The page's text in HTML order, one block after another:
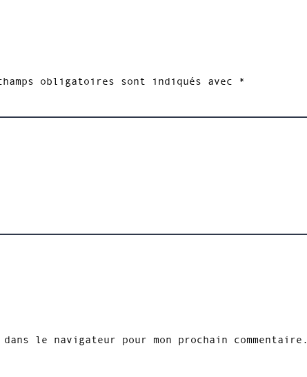
obligatoires sont indiqués avec *
le navigateur pour mon prochain commentaire.